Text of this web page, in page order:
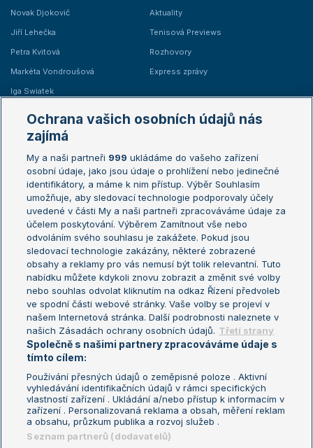
Novak Djokovič
Jiří Lehečka
Petra Kvitová
Markéta Vondroušová
Iga Swiatek
Aktuality
Tenisová Previews
Rozhovory
Express zprávy
Žebříčky
Žebříček ATP (muži)
Žebříček WTA (ženy)
Sázkařský žebříček
Australian Open
French Open
Wimbledon
US Open
Turnaj mistrů
Turnaj mistryň
Aktualní trendy
Fotbalové přestupy
Livesport Daily
LS Prague Open
Podmínky užití
Nastavení soukromí
GDPR a žurnalistika
Reklama
Kontakt
Informace o zpracování osobních
údajů
Ochrana vašich osobních údajů nás
zajímá
My a naši partneři 999 ukládáme do vašeho zařízení
osobní údaje, jako jsou údaje o prohlížení nebo jedinečné
identifikátory, a máme k nim přístup. Výběr Souhlasím
umožňuje, aby sledovací technologie podporovaly účely
uvedené v části My a naši partneři zpracováváme údaje za
účelem poskytování. Výběrem Zamítnout vše nebo
odvoláním svého souhlasu je zakážete. Pokud jsou
sledovací technologie zakázány, některé zobrazené
obsahy a reklamy pro vás nemusí být tolik relevantní. Tuto
nabídku můžete kdykoli znovu zobrazit a změnit své volby
nebo souhlas odvolat kliknutím na odkaz Řízení předvoleb
ve spodní části webové stránky. Vaše volby se projeví v
našem Internetová stránka. Další podrobnosti naleznete v
našich Zásadách ochrany osobních údajů. Třetí strany
Společně s našimi partnery zpracováváme údaje s
tímto cílem:
Používání přesných údajů o zeměpisné poloze . Aktivní
vyhledávání identifikačních údajů v rámci specifických
vlastností zařízení . Ukládání a/nebo přístup k informacím v
zařízení . Personalizovaná reklama a obsah, měření reklam
a obsahu, průzkum publika a rozvoj služeb .
Seznam partnerů (dodavatelů)